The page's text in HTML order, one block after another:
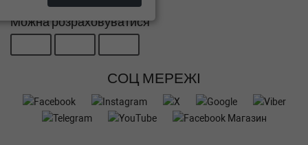
Можна розраховуватися
СОЦ МЕРЕЖІ